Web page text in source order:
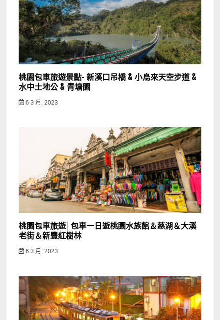
桃園包車旅遊景點- 新溪口吊橋 & 小烏來天空步道 &
水中土地公 & 青塘園
6 3 月, 2023
桃園包車旅遊│包車一日遊桃園水族館＆慈湖＆大溪
老街＆新豐紅樹林
6 3 月, 2023